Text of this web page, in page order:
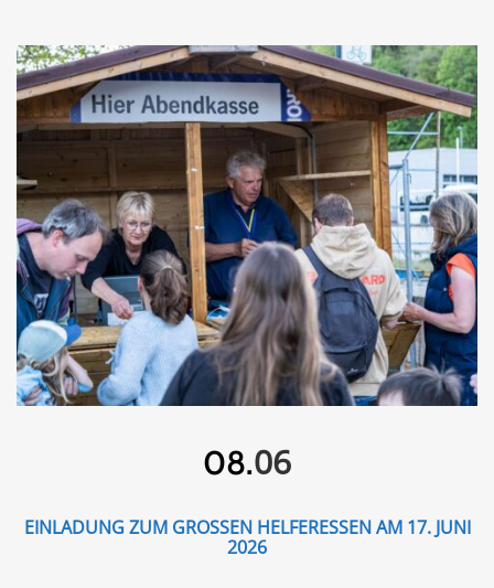
08.06
EINLADUNG ZUM GROSSEN HELFERESSEN AM 17. JUNI 2
026